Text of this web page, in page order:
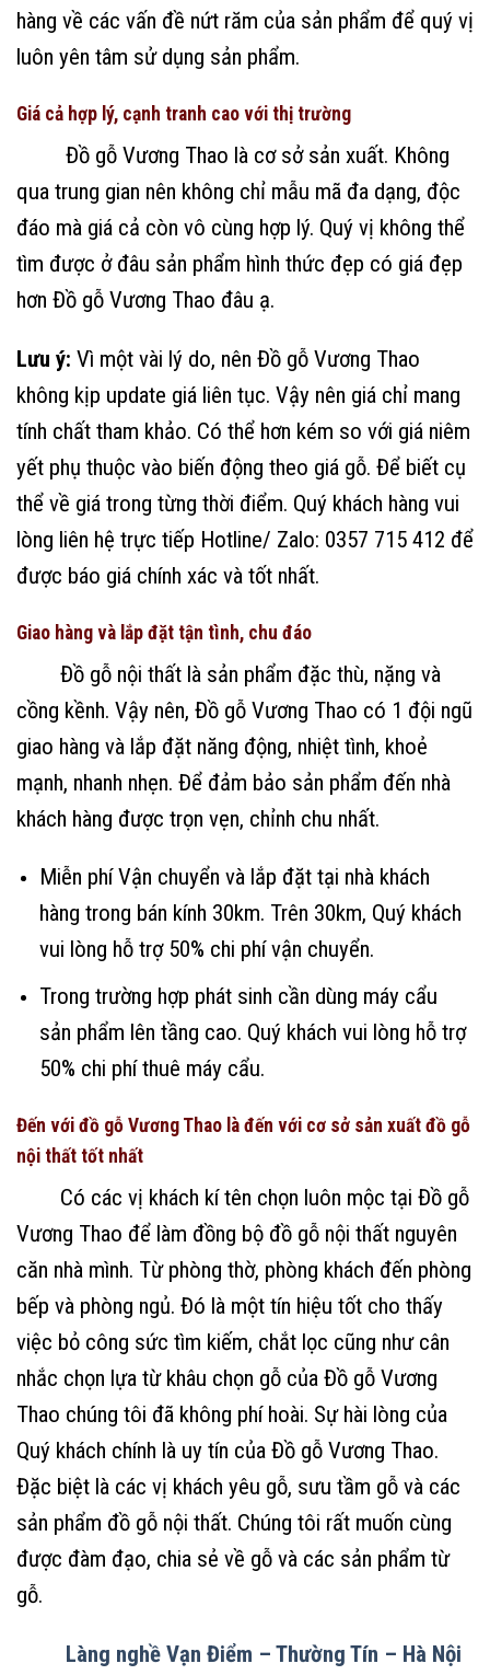
hàng về các vấn đề nứt răm của sản phẩm để quý vị
luôn yên tâm sử dụng sản phẩm.
Giá cả hợp lý, cạnh tranh cao với thị trường
Đồ gỗ Vương Thao là cơ sở sản xuất. Không
qua trung gian nên không chỉ mẫu mã đa dạng, độc
đáo mà giá cả còn vô cùng hợp lý. Quý vị không thể
tìm được ở đâu sản phẩm hình thức đẹp có giá đẹp
hơn Đồ gỗ Vương Thao đâu ạ.
Lưu ý: Vì một vài lý do, nên Đồ gỗ Vương Thao
không kịp update giá liên tục. Vậy nên giá chỉ mang
tính chất tham khảo. Có thể hơn kém so với giá niêm
yết phụ thuộc vào biến động theo giá gỗ. Để biết cụ
thể về giá trong từng thời điểm. Quý khách hàng vui
lòng liên hệ trực tiếp Hotline/ Zalo: 0357 715 412 để
được báo giá chính xác và tốt nhất.
Giao hàng và lắp đặt tận tình, chu đáo
Đồ gỗ nội thất là sản phẩm đặc thù, nặng và
cồng kềnh. Vậy nên, Đồ gỗ Vương Thao có 1 đội ngũ
giao hàng và lắp đặt năng động, nhiệt tình, khoẻ
mạnh, nhanh nhẹn. Để đảm bảo sản phẩm đến nhà
khách hàng được trọn vẹn, chỉnh chu nhất.
Miễn phí Vận chuyển và lắp đặt tại nhà khách
hàng trong bán kính 30km. Trên 30km, Quý khách
vui lòng hỗ trợ 50% chi phí vận chuyển.
Trong trường hợp phát sinh cần dùng máy cẩu
sản phẩm lên tầng cao. Quý khách vui lòng hỗ trợ
50% chi phí thuê máy cẩu.
Đến với đồ gỗ Vương Thao là đến với cơ sở sản xuất đồ gỗ
nội thất tốt nhất
Có các vị khách kí tên chọn luôn mộc tại Đồ gỗ
Vương Thao để làm đồng bộ đồ gỗ nội thất nguyên
căn nhà mình. Từ phòng thờ, phòng khách đến phòng
bếp và phòng ngủ. Đó là một tín hiệu tốt cho thấy
việc bỏ công sức tìm kiếm, chắt lọc cũng như cân
nhắc chọn lựa từ khâu chọn gỗ của Đồ gỗ Vương
Thao chúng tôi đã không phí hoài. Sự hài lòng của
Quý khách chính là uy tín của Đồ gỗ Vương Thao.
Đặc biệt là các vị khách yêu gỗ, sưu tầm gỗ và các
sản phẩm đồ gỗ nội thất. Chúng tôi rất muốn cùng
được đàm đạo, chia sẻ về gỗ và các sản phẩm từ
gỗ.
Làng nghề Vạn Điểm – Thường Tín – Hà Nội